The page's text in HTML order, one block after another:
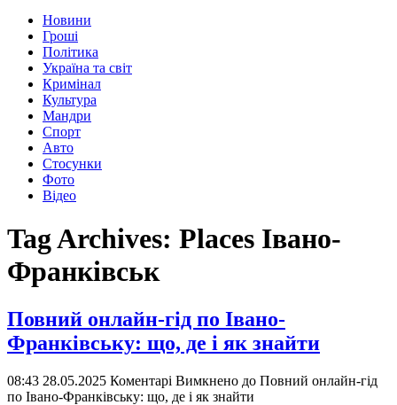
Новини
Гроші
Політика
Україна та світ
Кримінал
Культура
Мандри
Спорт
Авто
Стосунки
Фото
Відео
Tag Archives: Places Івано-
Франківськ
Повний онлайн-гід по Івано-
Франківську: що, де і як знайти
08:43 28.05.2025 Коментарі Вимкнено до Повний онлайн-гід
по Івано-Франківську: що, де і як знайти